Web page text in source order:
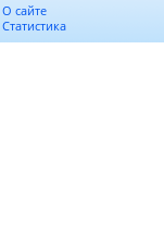
О сайте
Статистика